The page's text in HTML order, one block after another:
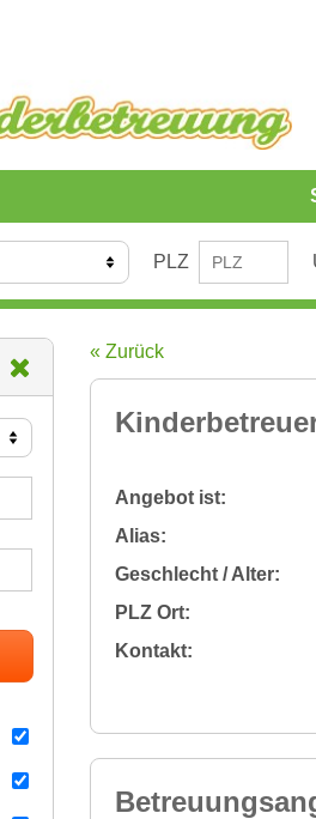
PLZ
« Zurück
Angebot ist:
Alias:
Geschlecht / Alter:
PLZ Ort:
Kontakt: